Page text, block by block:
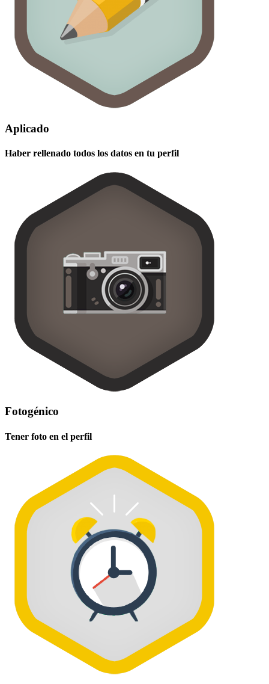
Aplicado
Haber rellenado todos los datos en tu perfil
Fotogénico
Tener foto en el perfil